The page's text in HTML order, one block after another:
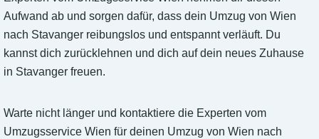
Aufwand ab und sorgen dafür, dass dein Umzug von Wien
nach Stavanger reibungslos und entspannt verläuft. Du
kannst dich zurücklehnen und dich auf dein neues Zuhause
in Stavanger freuen.
Warte nicht länger und kontaktiere die Experten vom
Umzugsservice Wien für deinen Umzug von Wien nach